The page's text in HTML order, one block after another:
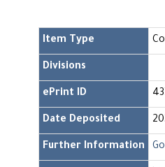
Item Type
Divisions
ePrint ID
Date Deposited
Further Information